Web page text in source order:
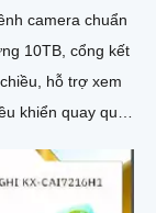
camera chuẩn
10TB, cổng kết
hỗ trợ xem
khiển quay quét